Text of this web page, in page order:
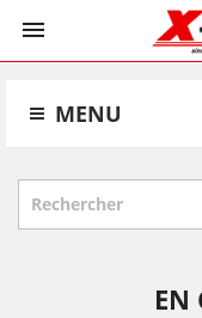

MENU
EN